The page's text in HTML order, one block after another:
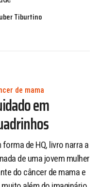
Tiburtino
de mama
em
forma de HQ, livro narra a
de uma jovem mulher
do câncer de mama e